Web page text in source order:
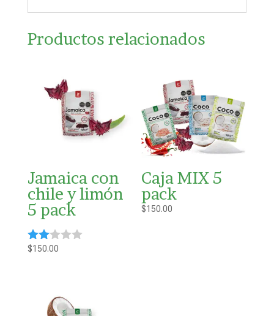
Productos relacionados
Jamaica con
chile y limón
5 pack
Valo
$150.00
Caja MIX 5
pack
$150.00